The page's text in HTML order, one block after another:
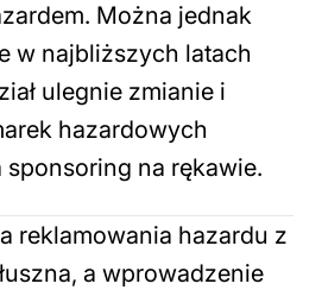
Można jednak
w najbliższych latach
ulegnie zmianie i
hazardowych
na rękawie.
reklamowania hazardu z
a wprowadzenie